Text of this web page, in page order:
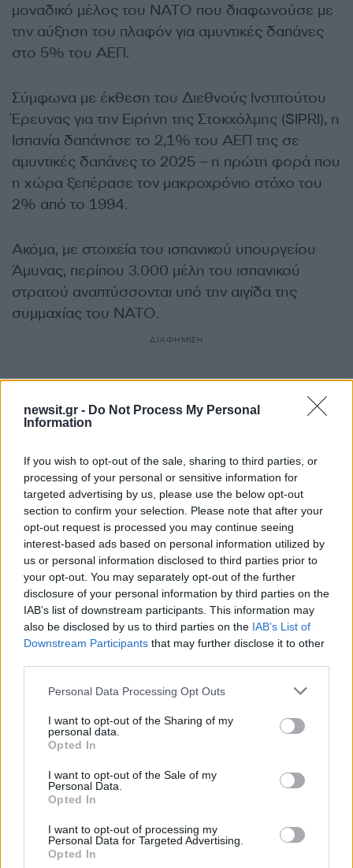
newsit.gr - Do Not Process My Personal
Information
If you wish to opt-out of the sale, sharing to third parties, or
processing of your personal or sensitive information for
targeted advertising by us, please use the below opt-out
section to confirm your selection. Please note that after your
opt-out request is processed you may continue seeing
interest-based ads based on personal information utilized by
us or personal information disclosed to third parties prior to
your opt-out. You may separately opt-out of the further
disclosure of your personal information by third parties on the
IAB’s list of downstream participants. This information may
also be disclosed by us to third parties on the IAB’s List of
Downstream Participants that may further disclose it to other
Please note that this website/app uses one or more Google
not limited to your visit or usage behaviour. You may click to
grant or deny consent to Google and its third-party tags to
use your data for below specified purposes in below Google
consent section.
Personal Data Processing Opt Outs
I want to opt-out of the Sharing of my
personal data.
Opted In
I want to opt-out of the Sale of my
Personal Data.
Opted In
I want to opt-out of processing my
Personal Data for Targeted Advertising.
Opted In
μοναδικό μέλος του NATO που διαφωνούσε με
την αύξηση του πλαφόν για αμυντικές δαπάνες
στο 5% του ΑΕΠ.
Σύμφωνα με έκθεση του Διεθνούς Ινστιτούτου
Έρευνας για την Ειρήνη της Στοκχόλμης (SIPRI), η
Ισπανία δαπάνησε το 2,1% του ΑΕΠ της σε
αμυντικές δαπάνες το 2025 – η πρώτη φορά που
η χώρα ξεπέρασε τον μακροχρόνιο στόχο του
2% από το 1994.
Ακόμα, με στοιχεία του ισπανικού υπουργείου
Άμυνας, περίπου 3.000 μέλη του ισπανικού
στρατού αναπτύσσονται υπό την αιγίδα της
συμμαχίας του NATO.
ΔΙΑΦΗΜΙΣΗ
Αν τα χάσατε
Ανησυχία από το ξέσπασμα
με κρούσματα στην Αττική
- «Καμπανάκι» από τον
Ιατρικό Σύλλογο Αθηνών
για την προστασία της
δημόσιας υγείας
πόσο να πληρώσει
επιχείρησης